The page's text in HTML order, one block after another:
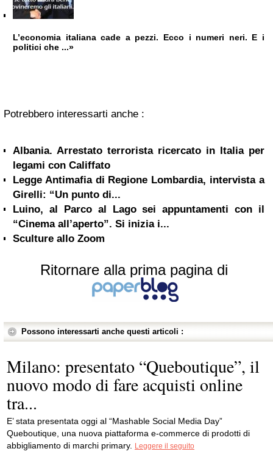
L’economia italiana cade a pezzi. Ecco i numeri neri. E i
politici che ...»
Potrebbero interessarti anche :
Albania. Arrestato terrorista ricercato in Italia per
legami con Califfato
Legge Antimafia di Regione Lombardia, intervista a
Girelli: “Un punto di...
Luino, al Parco al Lago sei appuntamenti con il
“Cinema all’aperto”. Si inizia i...
Sculture allo Zoom
Ritornare alla prima pagina di
Possono interessarti anche questi articoli :
Milano: presentato “Queboutique”, il
nuovo modo di fare acquisti online
tra...
E’ stata presentata oggi al “Mashable Social Media Day”
Queboutique, una nuova piattaforma e-commerce di prodotti di
abbigliamento di marchi primary. Leggere il seguito